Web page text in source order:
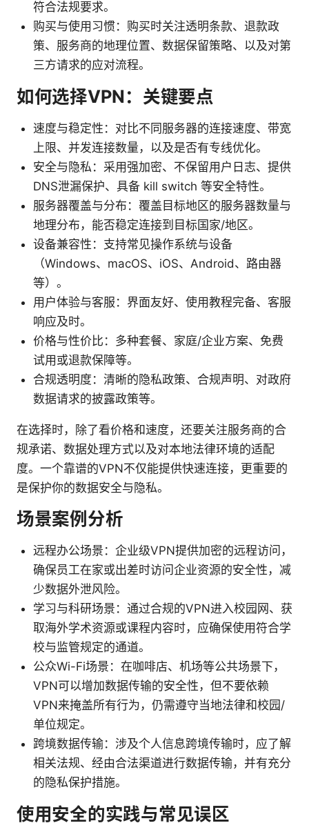
符合法规要求。
购买与使用习惯：购买时关注透明条款、退款政
策、服务商的地理位置、数据保留策略、以及对第
三方请求的应对流程。
如何选择VPN：关键要点
速度与稳定性：对比不同服务器的连接速度、带宽
上限、并发连接数量，以及是否有专线优化。
安全与隐私：采用强加密、不保留用户日志、提供
DNS泄漏保护、具备 kill switch 等安全特性。
服务器覆盖与分布：覆盖目标地区的服务器数量与
地理分布，能否稳定连接到目标国家/地区。
设备兼容性：支持常见操作系统与设备
（Windows、macOS、iOS、Android、路由器
等）。
用户体验与客服：界面友好、使用教程完备、客服
响应及时。
价格与性价比：多种套餐、家庭/企业方案、免费
试用或退款保障等。
合规透明度：清晰的隐私政策、合规声明、对政府
数据请求的披露政策等。
在选择时，除了看价格和速度，还要关注服务商的合
规承诺、数据处理方式以及对本地法律环境的适配
度。一个靠谱的VPN不仅能提供快速连接，更重要的
是保护你的数据安全与隐私。
场景案例分析
远程办公场景：企业级VPN提供加密的远程访问，
确保员工在家或出差时访问企业资源的安全性，减
少数据外泄风险。
学习与科研场景：通过合规的VPN进入校园网、获
取海外学术资源或课程内容时，应确保使用符合学
校与监管规定的通道。
公众Wi-Fi场景：在咖啡店、机场等公共场景下，
VPN可以增加数据传输的安全性，但不要依赖
VPN来掩盖所有行为，仍需遵守当地法律和校园/
单位规定。
跨境数据传输：涉及个人信息跨境传输时，应了解
相关法规、经由合法渠道进行数据传输，并有充分
的隐私保护措施。
使用安全的实践与常见误区